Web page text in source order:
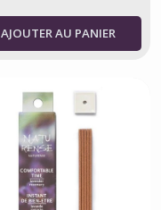
AJOUTER AU PANIER